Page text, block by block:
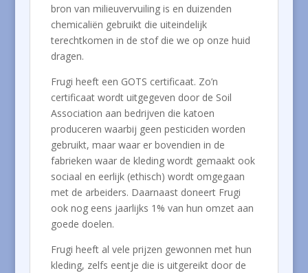
bron van milieuvervuiling is en duizenden
chemicaliën gebruikt die uiteindelijk
terechtkomen in de stof die we op onze huid
dragen.
Frugi heeft een GOTS certificaat. Zo’n
certificaat wordt uitgegeven door de Soil
Association aan bedrijven die katoen
produceren waarbij geen pesticiden worden
gebruikt, maar waar er bovendien in de
fabrieken waar de kleding wordt gemaakt ook
sociaal en eerlijk (ethisch) wordt omgegaan
met de arbeiders. Daarnaast doneert Frugi
ook nog eens jaarlijks 1% van hun omzet aan
goede doelen.
Frugi heeft al vele prijzen gewonnen met hun
kleding, zelfs eentje die is uitgereikt door de